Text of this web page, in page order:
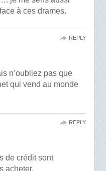
à ces drames.
n’oubliez pas que
qui vend au monde
REPLY
de crédit sont
acheter.
REPLY